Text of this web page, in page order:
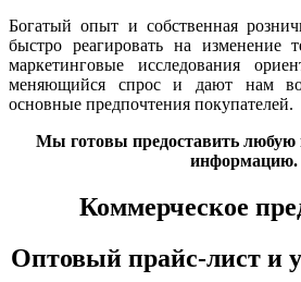
Богатый опыт и собственная
быстро реагировать на изменение
маркетинговые исследования
меняющийся спрос и дают нам
основные предпочтения покупателей.
Мы готовы предоставить
информацию.
Коммерческое
Оптовый прайс-лист и